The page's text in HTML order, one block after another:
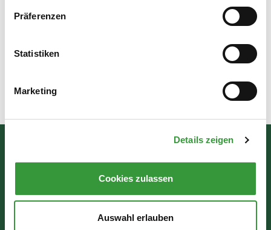
Präferenzen
Statistiken
Marketing
Details zeigen
Cookies zulassen
Auswahl erlauben
Zur Unterseite
86150 Augsburg